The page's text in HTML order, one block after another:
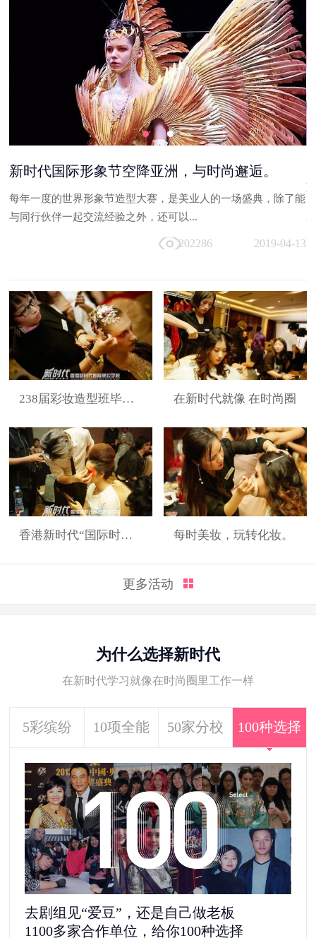
新时代国际形象节空降亚洲，与时尚邂逅。
每年一度的世界形象节造型大赛，是美业人的一场盛典，除了能
与同行伙伴一起交流经验之外，还可以...
202286 2019-04-13
238届彩妆造型班毕业展 在新时代就像 在时尚圈
香港新时代“国际时装周”展演造型 每时美妆，玩转化妆。
更多活动
为什么选择新时代
在新时代学习就像在时尚圈里工作一样
5彩缤纷 10项全能 50家分校 100种选择
5彩缤纷的校园生活
更像一次和闺蜜的旅行